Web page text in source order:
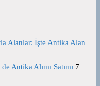
Alanlar: İşte Antika Alan
Antika Alımı Satımı 7